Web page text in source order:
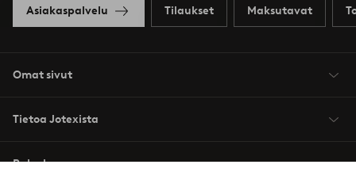
Asiakaspalvelu Tilaukset Maksutavat
Omat sivut
Tietoa Jotexista
Palvelumme